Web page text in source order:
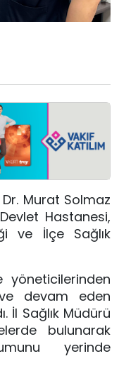
Murat Solmaz
Hastanesi,
ve İlçe Sağlık
yöneticilerinden
devam eden
İl Sağlık Müdürü
bulunarak
yerinde